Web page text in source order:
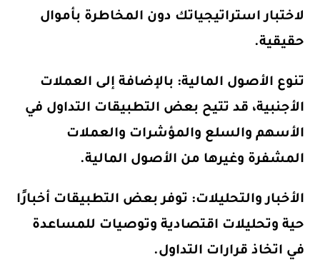
لاختبار استراتيجياتك دون المخاطرة بأموال
حقيقية.
تنوع الأصول المالية: بالإضافة إلى العملات
الأجنبية، قد تتيح بعض التطبيقات التداول في
الأسهم والسلع والمؤشرات والعملات
المشفرة وغيرها من الأصول المالية.
الأخبار والتحليلات: توفر بعض التطبيقات أخبارًا
حية وتحليلات اقتصادية وتوصيات للمساعدة
في اتخاذ قرارات التداول.